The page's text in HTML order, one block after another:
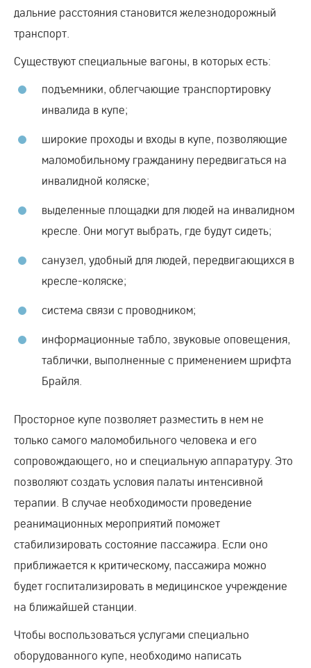
дальние расстояния становится железнодорожный
транспорт.
Существуют специальные вагоны, в которых есть:
подъемники, облегчающие транспортировку
инвалида в купе;
широкие проходы и входы в купе, позволяющие
маломобильному гражданину передвигаться на
инвалидной коляске;
выделенные площадки для людей на инвалидном
кресле. Они могут выбрать, где будут сидеть;
санузел, удобный для людей, передвигающихся в
кресле-коляске;
система связи с проводником;
информационные табло, звуковые оповещения,
таблички, выполненные с применением шрифта
Брайля.
Просторное купе позволяет разместить в нем не
только самого маломобильного человека и его
сопровождающего, но и специальную аппаратуру. Это
позволяют создать условия палаты интенсивной
терапии. В случае необходимости проведение
реанимационных мероприятий поможет
стабилизировать состояние пассажира. Если оно
приближается к критическому, пассажира можно
будет госпитализировать в медицинское учреждение
на ближайшей станции.
Чтобы воспользоваться услугами специально
оборудованного купе, необходимо написать